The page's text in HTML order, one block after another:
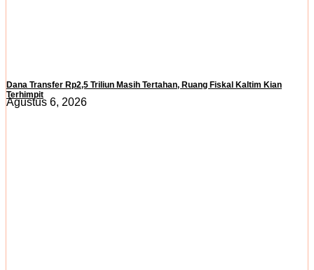
Dana Transfer Rp2,5 Triliun Masih Tertahan, Ruang Fiskal Kaltim Kian
Terhimpit
Agustus 6, 2026